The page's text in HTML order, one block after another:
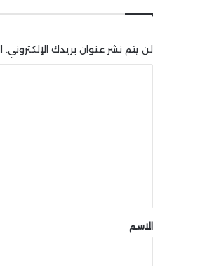
لن يتم نشر عنوان بريدك الإلكتروني.
*الاسم